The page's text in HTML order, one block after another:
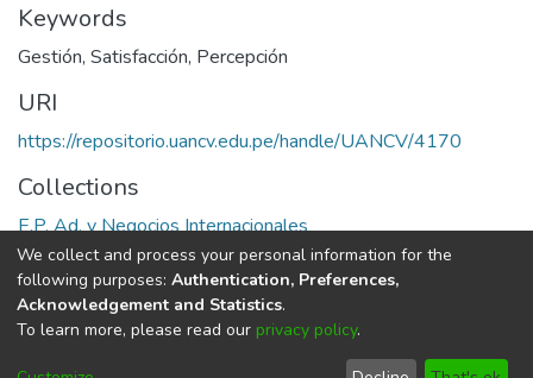
Keywords
Gestión, Satisfacción, Percepción
URI
https://repositorio.uancv.edu.pe/handle/UANCV/4170
Collections
E.P. Ad. y Negocios Internacionales
Full item page
DSpace softwarecopyright © 2002-2026
Cookie End User Send
We collect and process your personal information for the
following purposes: Authentication, Preferences,
Acknowledgement and Statistics.
To learn more, please read our privacy policy.